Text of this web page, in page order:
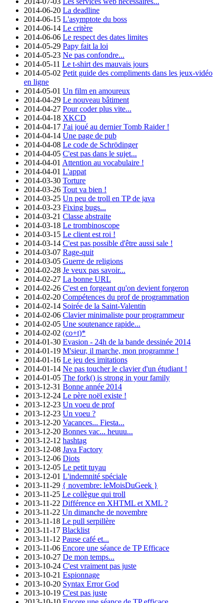
2014-06-20 La deadline
2014-06-15 L'asymptote du boss
2014-06-14 Le critère
2014-06-06 Le respect des dates limites
2014-05-29 Papy fait la loi
2014-05-23 Ne pas confondre...
2014-05-11 Le t-shirt des mauvais jours
2014-05-02 Petit guide des compliments dans les jeux-vidéo
en ligne
2014-05-01 Un film en amoureux
2014-04-29 Le nouveau bâtiment
2014-04-27 Pour coder plus vite...
2014-04-18 XKCD
2014-04-17 J'ai joué au dernier Tomb Raider !
2014-04-14 Une page de pub
2014-04-08 Le code de Schrödinger
2014-04-05 C'est pas dans le sujet...
2014-04-01 Attention au vocabulaire !
2014-04-01 L'appat
2014-03-30 Torture
2014-03-26 Tout va bien !
2014-03-25 Un peu de troll en TP de java
2014-03-23 Fixing bugs...
2014-03-21 Classe abstraite
2014-03-18 Le trombinoscope
2014-03-15 Le client est roi !
2014-03-14 C'est pas possible d'être aussi sale !
2014-03-07 Rage-quit
2014-03-05 Guerre de religions
2014-02-28 Je veux pas savoir...
2014-02-27 La bonne URL
2014-02-26 C'est en forgeant qu'on devient forgeron
2014-02-20 Compétences du prof de programmation
2014-02-14 Soirée de la Saint-Valentin
2014-02-06 Clavier minimaliste pour programmeur
2014-02-05 Une soutenance rapide...
2014-02-02 (co+t)*
2014-01-30 Evasion - 24h de la bande dessinée 2014
2014-01-19 M'sieur, il marche, mon programme !
2014-01-16 Le jeu des imitations
2014-01-14 Ne pas toucher le clavier d'un étudiant !
2014-01-05 The fork() is strong in your family
2013-12-31 Bonne année 2014
2013-12-24 Le père noël existe !
2013-12-23 Un voeu de prof
2013-12-23 Un voeu ?
2013-12-20 Vacances... Fiesta...
2013-12-20 Bonnes vac... heuuu...
2013-12-12 hashtag
2013-12-08 Java Factory
2013-12-06 Diots
2013-12-05 Le petit tuyau
2013-12-01 L'indemnité spéciale
2013-11-29 { novembre: leMoisDuGeek }
2013-11-25 Le collègue qui troll
2013-11-22 Différence en XHTML et XML ?
2013-11-22 Un dimanche de novembre
2013-11-18 Le pull serpillère
2013-11-17 Blacklist
2013-11-12 Pause café et...
2013-11-06 Encore une séance de TP Efficace
2013-10-27 De mon temps...
2013-10-24 C'est vraiment pas juste
2013-10-21 Espionnage
2013-10-20 Syntax Error God
2013-10-19 C'est pas juste